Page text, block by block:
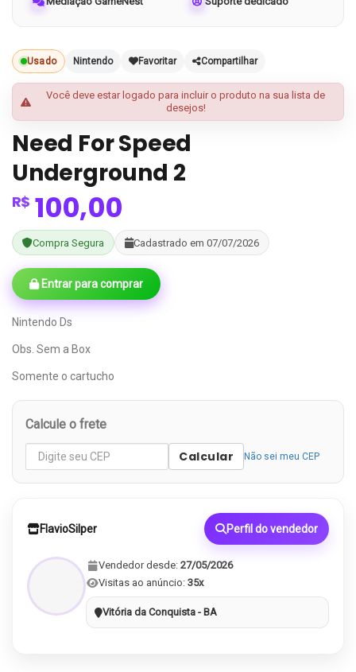
Usado Nintendo Favoritar Compartilhar
Você deve estar logado para incluir o produto na sua lista de
desejos!
Need For Speed
Underground 2
R$ 100,00
Compra Segura Cadastrado em 07/07/2026
Entrar para comprar
Nintendo Ds
Obs. Sem a Box
Somente o cartucho
Calcule o frete
Calcular Não sei meu CEP
FlavioSilper Perfil do vendedor
Vendedor desde: 27/05/2026
Visitas ao anúncio: 35x
Vitória da Conquista - BA